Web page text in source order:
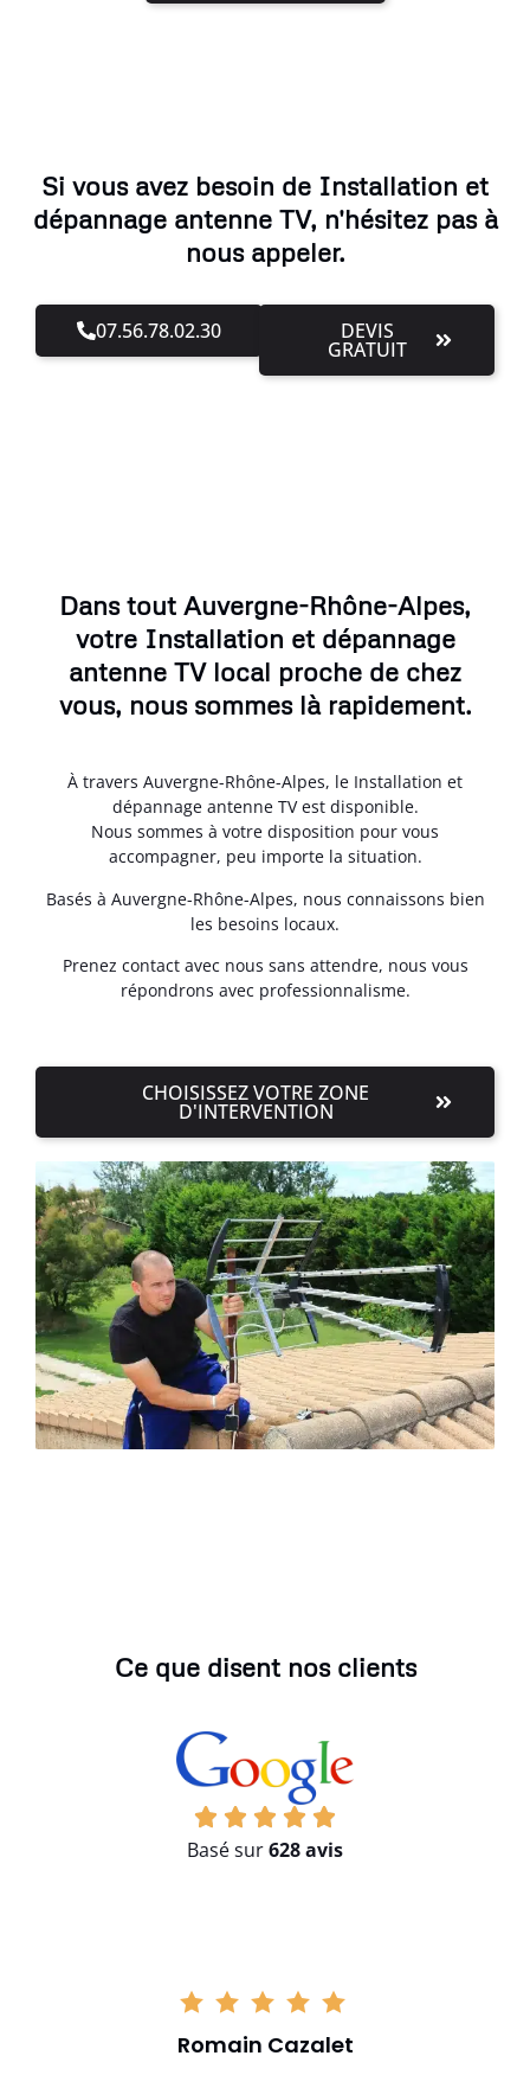
Si vous avez besoin de Installation et
dépannage antenne TV, n'hésitez pas à
nous appeler.
07.56.78.02.30 DEVIS
GRATUIT
Dans tout Auvergne-Rhône-Alpes,
votre Installation et dépannage
antenne TV local proche de chez
vous, nous sommes là rapidement.
À travers Auvergne-Rhône-Alpes, le Installation et
dépannage antenne TV est disponible.
Nous sommes à votre disposition pour vous
accompagner, peu importe la situation.
Basés à Auvergne-Rhône-Alpes, nous connaissons bien
les besoins locaux.
Prenez contact avec nous sans attendre, nous vous
répondrons avec professionnalisme.
CHOISISSEZ VOTRE ZONE
D'INTERVENTION
Ce que disent nos clients
Basé sur628 avis
Romain Cazalet